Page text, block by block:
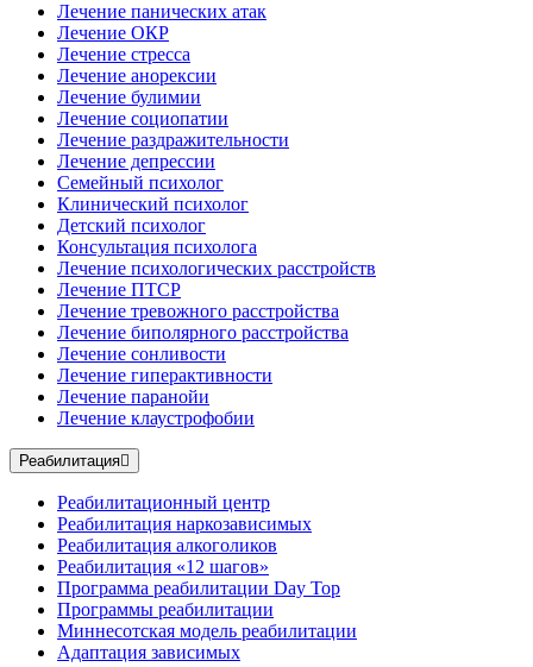
Лечение панических атак
Лечение ОКР
Лечение стресса
Лечение анорексии
Лечение булимии
Лечение социопатии
Лечение раздражительности
Лечение депрессии
Семейный психолог
Клинический психолог
Детский психолог
Консультация психолога
Лечение психологических расстройств
Лечение ПТСР
Лечение тревожного расстройства
Лечение биполярного расстройства
Лечение сонливости
Лечение гиперактивности
Лечение паранойи
Лечение клаустрофобии
Реабилитация
Реабилитационный центр
Реабилитация наркозависимых
Реабилитация алкоголиков
Реабилитация «12 шагов»
Программа реабилитации Day Top
Программы реабилитации
Миннесотская модель реабилитации
Адаптация зависимых